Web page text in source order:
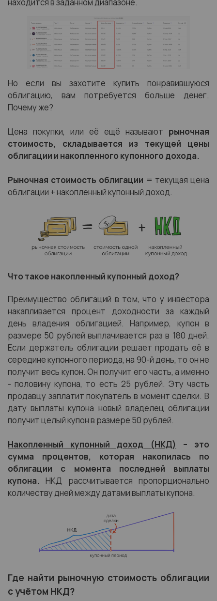
Но если вы захотите купить понравившуюся
облигацию, вам потребуется больше денег.
Почему же?
Цена покупки, или её ещё называют рыночная
стоимость, складывается из текущей цены
облигации и накопленного купонного дохода.
Рыночная стоимость облигации = текущая цена
облигации + накопленный купонный доход.
Что такое накопленный купонный доход?
Преимущество облигаций в том, что у инвестора
накапливается процент доходности за каждый
день владения облигацией. Например, купон в
размере 50 рублей выплачивается раз в 180 дней.
Если держатель облигации решает продать её в
середине купонного периода, на 90-й день, то он не
получит весь купон. Он получит его часть, а именно
- половину купона, то есть 25 рублей. Эту часть
продавцу заплатит покупатель в момент сделки. В
дату выплаты купона новый владелец облигации
получит целый купон в размере 50 рублей.
Накопленный купонный доход (НКД)
– это
сумма процентов, которая накопилась по
облигации с момента последней выплаты
купона.НКД рассчитывается пропорционально
количеству дней между датами выплаты купона.
Где найти рыночную стоимость облигации
с учётом НКД?